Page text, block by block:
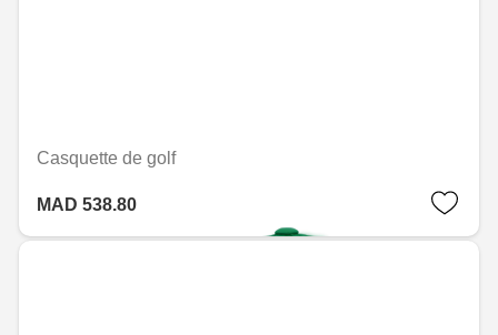
Casquette de golf
MAD 538.80